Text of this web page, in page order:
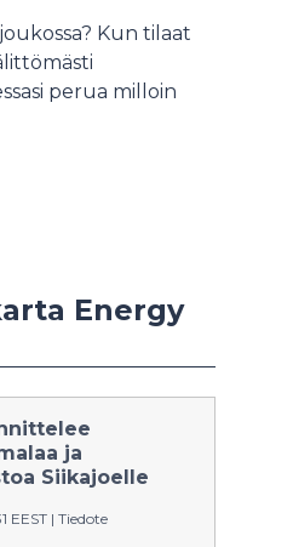
Kun tilaat
perua milloin
Energy
ja
Siikajoelle
EEST | Tiedote